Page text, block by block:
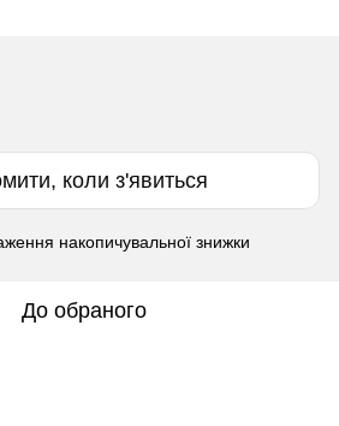
коли з'явиться
накопичувальної знижки
До обраного